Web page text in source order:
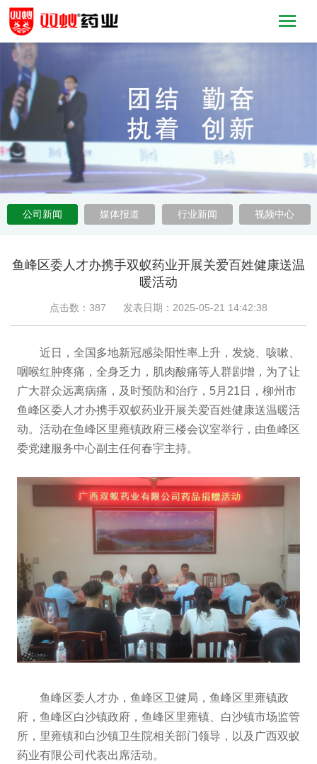
公司新闻 媒体报道 行业新闻 视频中心
鱼峰区委人才办携手双蚁药业开展关爱百姓健康送温
暖活动
点击数：387 发表日期：2025-05-21 14:42:38
近日，全国多地新冠感染阳性率上升，发烧、咳嗽、
咽喉红肿疼痛，全身乏力，肌肉酸痛等人群剧增，为了让
广大群众远离病痛，及时预防和治疗，5月21日，柳州市
鱼峰区委人才办携手双蚁药业开展关爱百姓健康送温暖活
动。活动在鱼峰区里雍镇政府三楼会议室举行，由鱼峰区
委党建服务中心副主任何春宇主持。
鱼峰区委人才办，鱼峰区卫健局，鱼峰区里雍镇政
府，鱼峰区白沙镇政府，鱼峰区里雍镇、白沙镇市场监管
所，里雍镇和白沙镇卫生院相关部门领导，以及广西双蚁
药业有限公司代表出席活动。